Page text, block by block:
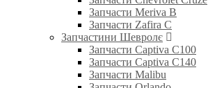
Запчасти Meriva B
Запчасти Zafira C
Запчастини Шевролє
Запчасти Captiva C100
Запчасти Captiva C140
Запчасти Malibu